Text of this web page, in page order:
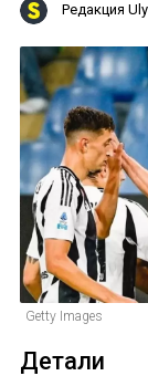
Редакция
Getty Images
Детали